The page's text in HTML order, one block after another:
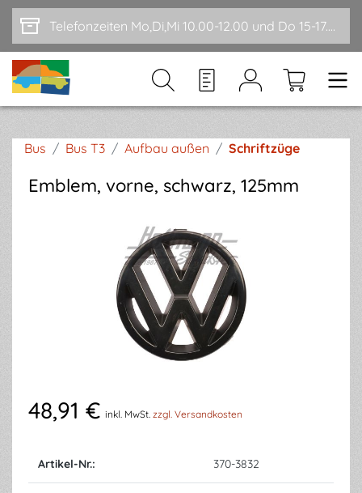
Zum Hauptinhalt springen Telefonzeiten Mo,Di,Mi 10.00-12.00 und Do 15-17.00
Bus / Bus T3 / Aufbau außen / Schriftzüge
Emblem, vorne, schwarz, 125mm
48,91 € inkl. MwSt. zzgl. Versandkosten
Artikel-Nr.: 370-3832